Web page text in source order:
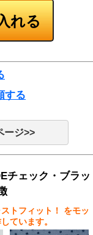
する
ージ>>
チェック・ブラッ
トフィット！
をモッ
ています。